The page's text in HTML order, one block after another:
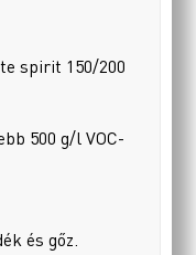
spirit 150/200
500 g/l VOC-
és gőz.